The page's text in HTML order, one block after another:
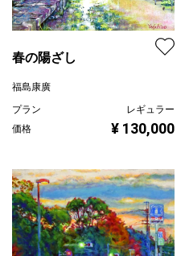
春の陽ざし
福島康廣
プラン
レギュラー
価格
¥ 130,000